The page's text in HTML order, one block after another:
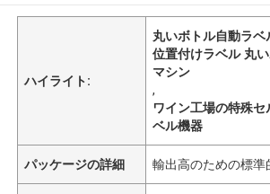
ハイライト:
丸いボトル自動ラ
位置付けラベル 丸
マシン
,
ワイン工場の特殊セ
ベル機器
パッケージの詳細 輸出高のための標準